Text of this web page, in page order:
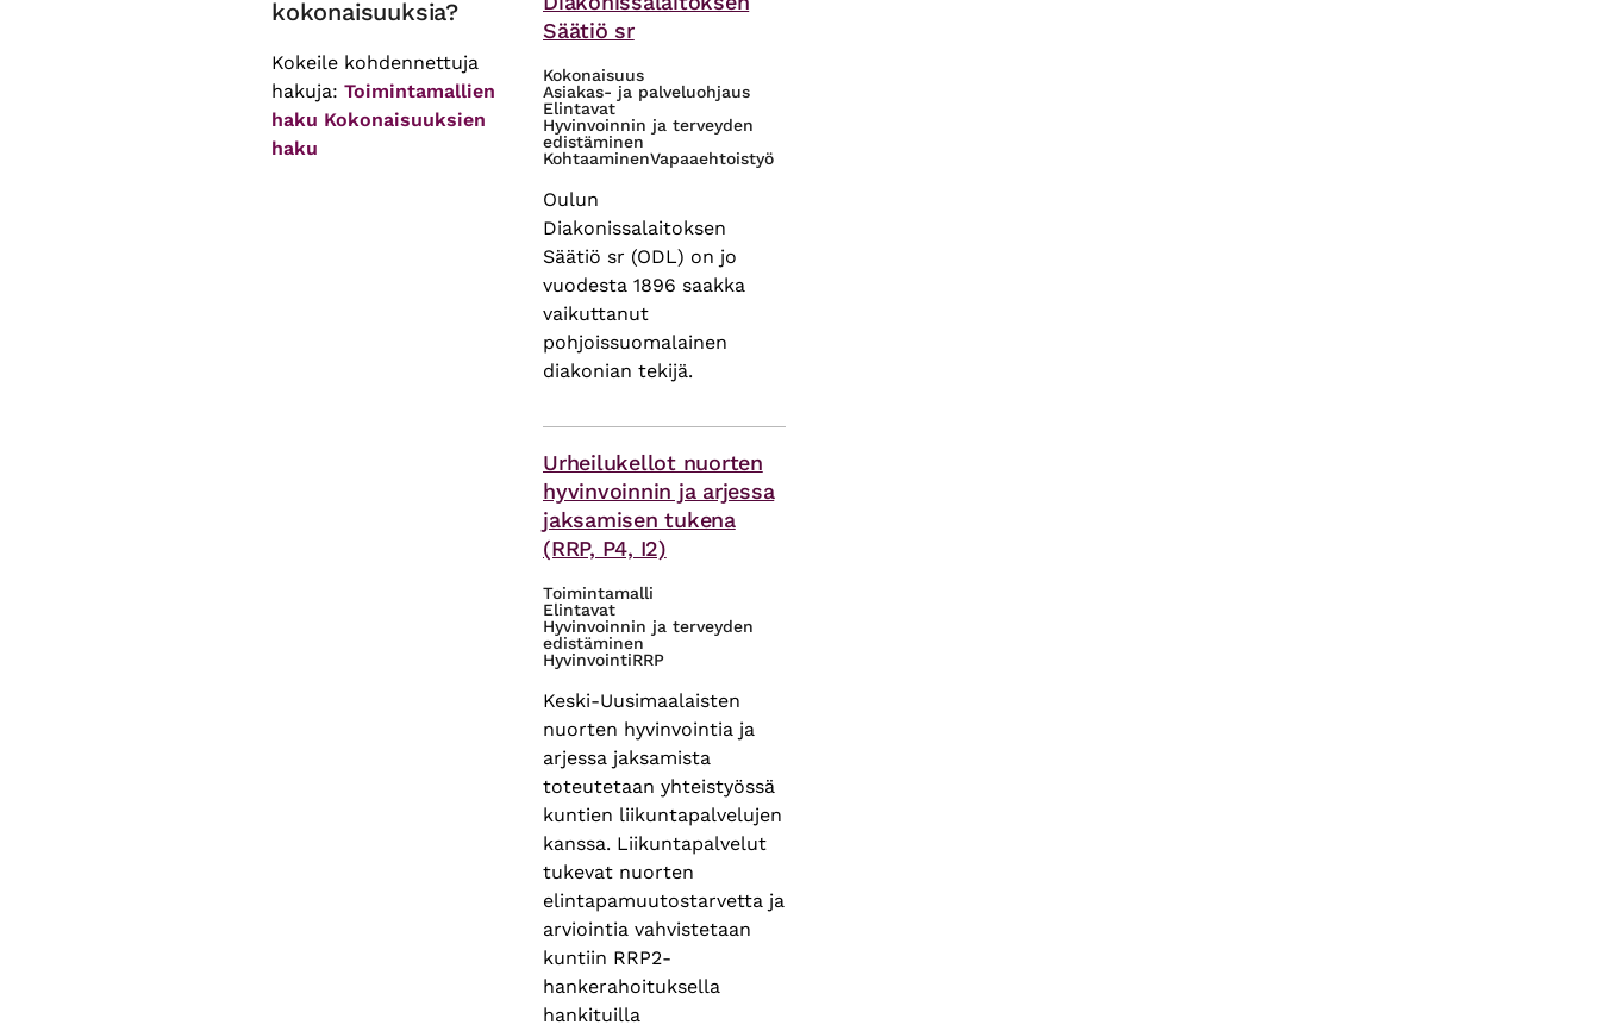
kokonaisuuksia?
Kokeile kohdennettuja
hakuja: Toimintamallien
haku Kokonaisuuksien
haku
Säätiö sr
Kokonaisuus
Asiakas- ja palveluohjaus
Elintavat
Hyvinvoinnin ja terveyden
edistäminen
KohtaaminenVapaaehtoistyö
Oulun
Diakonissalaitoksen
Säätiö sr (ODL) on jo
vuodesta 1896 saakka
vaikuttanut
pohjoissuomalainen
diakonian tekijä.
Urheilukellot nuorten
hyvinvoinnin ja arjessa
jaksamisen tukena
(RRP, P4, I2)
Toimintamalli
Elintavat
Hyvinvoinnin ja terveyden
edistäminen
HyvinvointiRRP
Keski-Uusimaalaisten
nuorten hyvinvointia ja
arjessa jaksamista
toteutetaan yhteistyössä
kuntien liikuntapalvelujen
kanssa. Liikuntapalvelut
tukevat nuorten
elintapamuutostarvetta ja
arviointia vahvistetaan
kuntiin RRP2-
hankerahoituksella
hankituilla